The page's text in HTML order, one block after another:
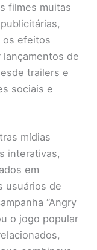
filmes muitas
os efeitos
de
trailers e
sociais e
mídias
interativas,
em
usuários de
“Angry
o jogo popular